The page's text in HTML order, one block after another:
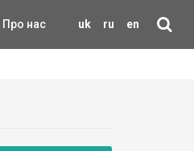
uk ru en
Про нас